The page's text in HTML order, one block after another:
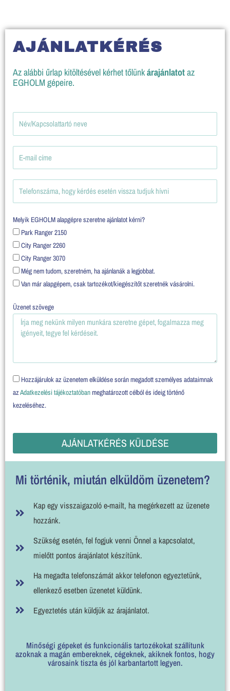
content
AJÁNLATKÉRÉS
Az alábbi űrlap kitöltésével kérhet tőlünkárajánlatotaz
EGHOLM gépeire.
Melyik EGHOLM alapgépre szeretne ajánlatot kérni?
Park Ranger 2150
City Ranger 2260
City Ranger 3070
Még nem tudom, szeretném, ha ajánlanák a legjobbat.
Van már alapgépem, csak tartozékot/kiegészítőt szeretnék vásárolni.
Üzenet szövege
Hozzájárulok az üzenetem elküldése során megadott személyes adataimnak
azAdatkezelési tájékoztatóbanmeghatározott célból és ideig történő
kezeléséhez.
AJÁNLATKÉRÉS KÜLDÉSE
Mi történik, miután elküldöm üzenetem?
Kap egy visszaigazoló e-mailt, ha megérkezett az üzenete
hozzánk.
Szükség esetén, fel fogjuk venni Önnel a kapcsolatot,
mielőtt pontos árajánlatot készítünk.
Ha megadta telefonszámát akkor telefonon egyeztetünk,
ellenkező esetben üzenetet küldünk.
Egyeztetés után küldjük az árajánlatot.
Minőségi gépeket és funkcionális tartozékokat szállítunk
azoknak a magán embereknek, cégeknek, akiknek fontos, hogy
városaink tiszta és jól karbantartott legyen.